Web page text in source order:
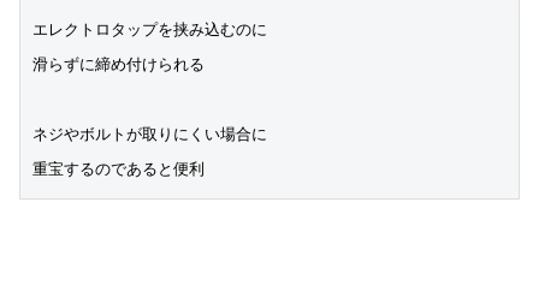
エレクトロタップを挟み込むのに
滑らずに締め付けられる
ネジやボルトが取りにくい場合に
重宝するのであると便利